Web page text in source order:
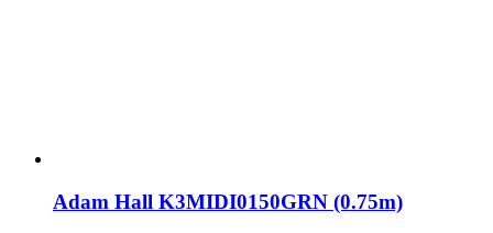
Adam Hall K3MIDI0150GRN (0.75m)